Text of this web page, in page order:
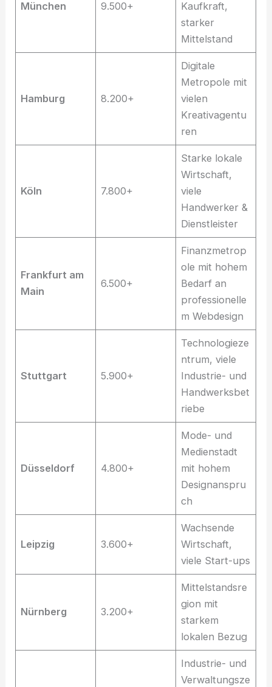
München 9.500+
Kaufkraft,
starker
Mittelstand
Hamburg 8.200+
Digitale
Metropole mit
vielen
Kreativagentu
ren
Köln 7.800+
Starke lokale
Wirtschaft,
viele
Handwerker &
Dienstleister
Frankfurt am
Main
6.500+
Finanzmetrop
ole mit hohem
Bedarf an
professionelle
m Webdesign
Stuttgart 5.900+
Technologieze
ntrum, viele
Industrie- und
Handwerksbet
riebe
Düsseldorf 4.800+
Mode- und
Medienstadt
mit hohem
Designanspru
ch
Leipzig 3.600+
Wachsende
Wirtschaft,
viele Start-ups
Nürnberg 3.200+
Mittelstandsre
gion mit
starkem
lokalen Bezug
Industrie- und
Verwaltungsze